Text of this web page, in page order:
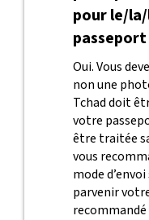
pour le/la/
Oui. Vous
non une
Tchad doit
votre
être traitée
vous
mode
parvenir